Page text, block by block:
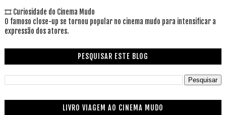
🎞 Curiosidade do Cinema Mudo
O famoso close-up se tornou popular no cinema mudo para intensificar a
expressão dos atores.
PESQUISAR ESTE BLOG
LIVRO VIAGEM AO CINEMA MUDO